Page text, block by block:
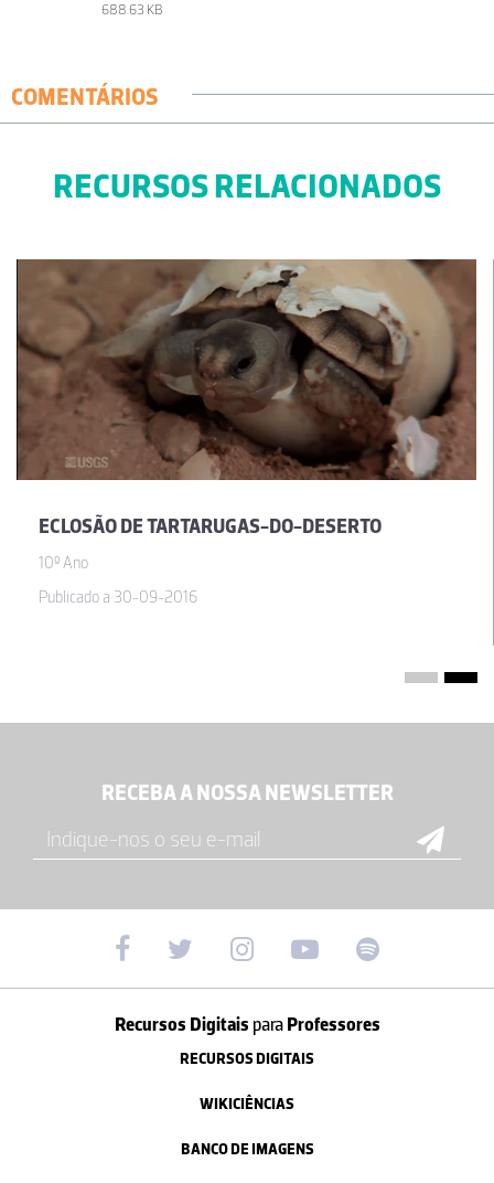
688.63 KB
COMENTÁRIOS
RECURSOS RELACIONADOS
ECLOSÃO DE TARTARUGAS-DO-DESERTO
10º Ano
Publicado a 30-09-2016
RECEBA A NOSSA NEWSLETTER
Recursos Digitais paraProfessores
RECURSOS DIGITAIS
WIKICIÊNCIAS
BANCO DE IMAGENS